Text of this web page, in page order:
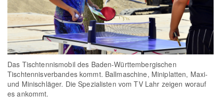
Das Tischtennismobil des Baden-Württembergischen
Tischtennisverbandes kommt. Ballmaschine, Miniplatten, Maxi-
und Minischläger. Die Spezialisten vom TV Lahr zeigen worauf
es ankommt.